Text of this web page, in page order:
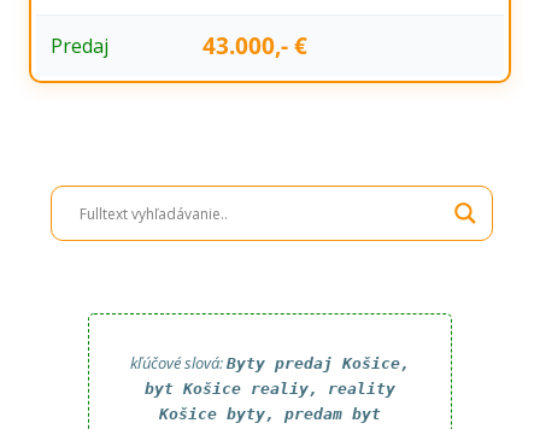
Predaj 43.000,- €
kľúčové slová: Byty predaj Košice,
byt Košice realiy, reality
Košice byty, predam byt